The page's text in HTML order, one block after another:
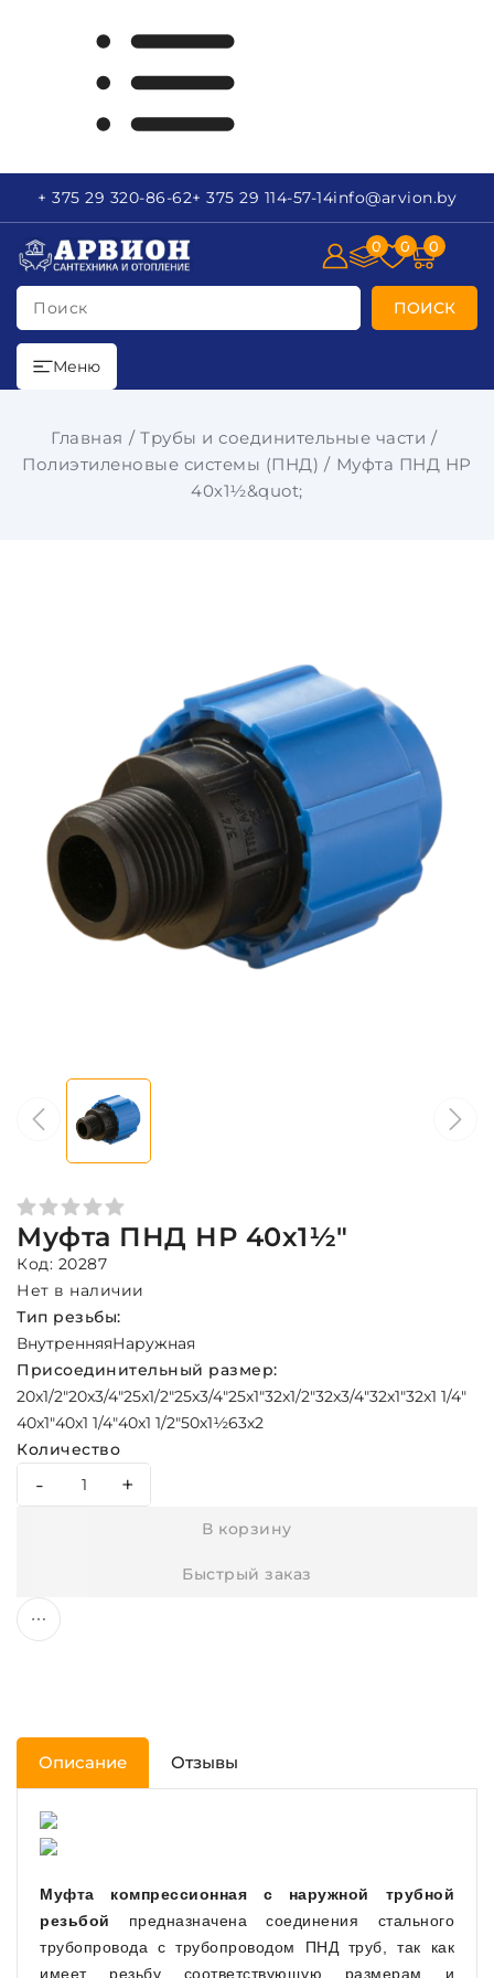
+ 375 29 320-86-62+ 375 29 114-57-14info@arvion.by
Поиск ПОИСК
0 0 0
Меню
Главная
Трубы и соединительные части
Полиэтиленовые системы (ПНД)
Муфта ПНД НР
40х1½&quot;
Муфта ПНД НР 40х1½"
Код: 20287
Нет в наличии
Тип резьбы:
ВнутренняяНаружная
Присоединительный размер:
20x1/2"20x3/4"25x1/2"25x3/4"25x1"32x1/2"32x3/4"32x1"32x1 1/4"
40x1"40x1 1/4"40x1 1/2"50х1½63х2
Количество
- +
В корзину
Быстрый заказ
Описание Отзывы
Муфта компрессионная с наружной трубной
резьбой предназначена соединения стального
трубопровода с трубопроводом ПНД труб, так как
имеет резьбу соответствующую размерам и